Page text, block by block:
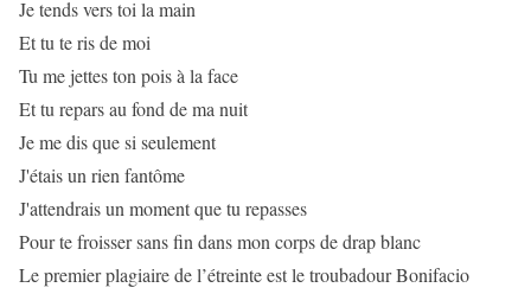
Je tends vers toi la main
Et tu te ris de moi
Tu me jettes ton pois à la face
Et tu repars au fond de ma nuit
Je me dis que si seulement
J'étais un rien fantôme
J'attendrais un moment que tu repasses
Pour te froisser sans fin dans mon corps de drap blanc
Le premier plagiaire de l’étreinte est le troubadour Bonifacio